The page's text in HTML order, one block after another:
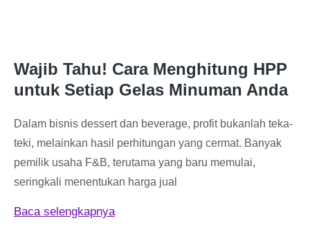
Wajib Tahu! Cara Menghitung HPP
untuk Setiap Gelas Minuman Anda
Dalam bisnis dessert dan beverage, profit bukanlah teka-
teki, melainkan hasil perhitungan yang cermat. Banyak
pemilik usaha F&B, terutama yang baru memulai,
seringkali menentukan harga jual
Baca selengkapnya